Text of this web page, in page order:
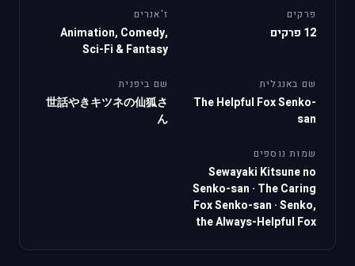
פרקים
12 פרקים
ז'אנרים
Animation, Comedy,
Sci-Fi & Fantasy
שם באנגלית
The Helpful Fox Senko-
san
שם ביפנית
世話やきキツネの仙狐さ
ん
שמות נוספים
Sewayaki Kitsune no
Senko-san · The Caring
Fox Senko-san ·Senko,
the Always-Helpful Fox